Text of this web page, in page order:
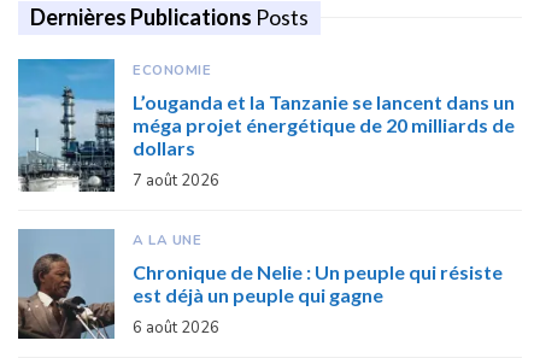
Dernières Publications Posts
ECONOMIE
L’ouganda et la Tanzanie se lancent dans un
méga projet énergétique de 20 milliards de
dollars
7 août 2026
A LA UNE
Chronique de Nelie : Un peuple qui résiste
est déjà un peuple qui gagne
6 août 2026